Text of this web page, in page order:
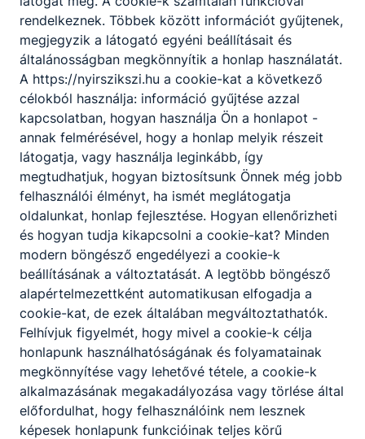
Fodor István Attila
karbantartó
Hermel Gáborné
takarító
Jaksi Ildikó
takarító
Kerülő Krisztián
udvari munkás
rendelkeznek. Többek között információt gyűjtenek,
megjegyzik a látogató egyéni beállításait és
általánosságban megkönnyítik a honlap használatát.
A https://nyirszikszi.hu a cookie-kat a következő
célokból használja: információ gyűjtése azzal
kapcsolatban, hogyan használja Ön a honlapot -
annak felmérésével, hogy a honlap melyik részeit
látogatja, vagy használja leginkább, így
megtudhatjuk, hogyan biztosítsunk Önnek még jobb
felhasználói élményt, ha ismét meglátogatja
oldalunkat, honlap fejlesztése. Hogyan ellenőrizheti
és hogyan tudja kikapcsolni a cookie-kat? Minden
modern böngésző engedélyezi a cookie-k
beállításának a változtatását. A legtöbb böngésző
alapértelmezettként automatikusan elfogadja a
cookie-kat, de ezek általában megváltoztathatók.
Felhívjuk figyelmét, hogy mivel a cookie-k célja
honlapunk használhatóságának és folyamatainak
megkönnyítése vagy lehetővé tétele, a cookie-k
alkalmazásának megakadályozása vagy törlése által
előfordulhat, hogy felhasználóink nem lesznek
képesek honlapunk funkcióinak teljes körű